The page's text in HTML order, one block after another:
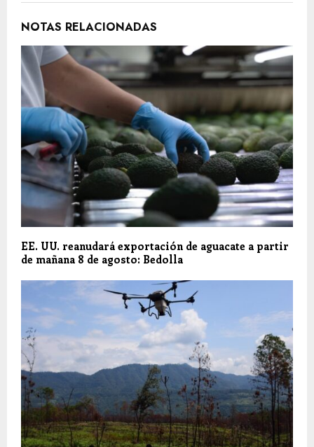
NOTAS RELACIONADAS
EE. UU. reanudará exportación de aguacate a partir
de mañana 8 de agosto: Bedolla